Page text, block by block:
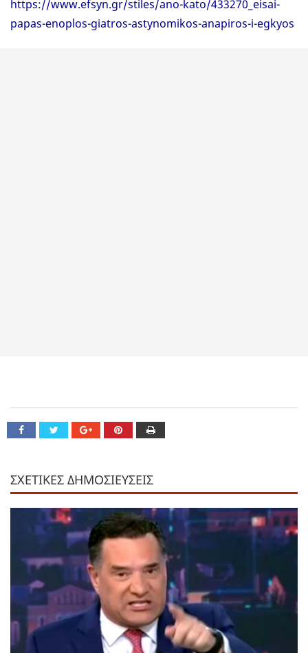
https://www.efsyn.gr/stiles/ano-kato/433270_eisai-
papas-enoplos-giatros-astynomikos-anapiros-i-egkyos
ΣΧΕΤΙΚΕΣ ΔΗΜΟΣΙΕΥΣΕΙΣ